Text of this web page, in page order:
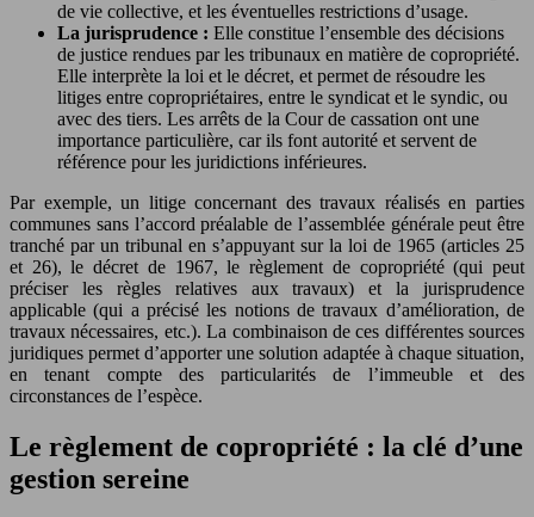
de vie collective, et les éventuelles restrictions d’usage.
La jurisprudence : Elle constitue l’ensemble des décisions
de justice rendues par les tribunaux en matière de copropriété.
Elle interprète la loi et le décret, et permet de résoudre les
litiges entre copropriétaires, entre le syndicat et le syndic, ou
avec des tiers. Les arrêts de la Cour de cassation ont une
importance particulière, car ils font autorité et servent de
référence pour les juridictions inférieures.
Par exemple, un litige concernant des travaux réalisés en parties
communes sans l’accord préalable de l’assemblée générale peut être
tranché par un tribunal en s’appuyant sur la loi de 1965 (articles 25
et 26), le décret de 1967, le règlement de copropriété (qui peut
préciser les règles relatives aux travaux) et la jurisprudence
applicable (qui a précisé les notions de travaux d’amélioration, de
travaux nécessaires, etc.). La combinaison de ces différentes sources
juridiques permet d’apporter une solution adaptée à chaque situation,
en tenant compte des particularités de l’immeuble et des
circonstances de l’espèce.
Le règlement de copropriété : la clé d’une
gestion sereine